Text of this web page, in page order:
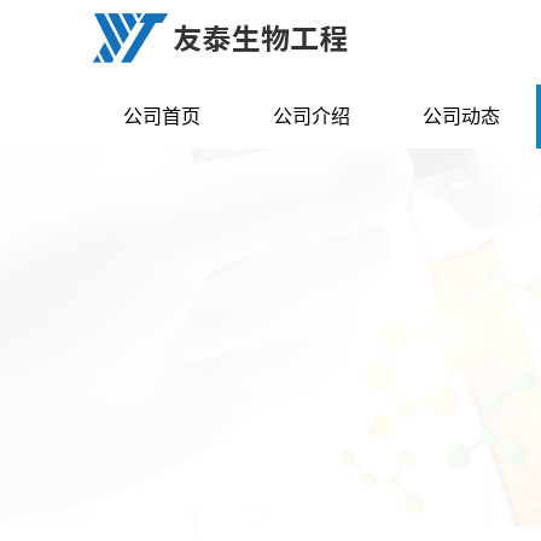
公司首页 公司介绍 公司动态